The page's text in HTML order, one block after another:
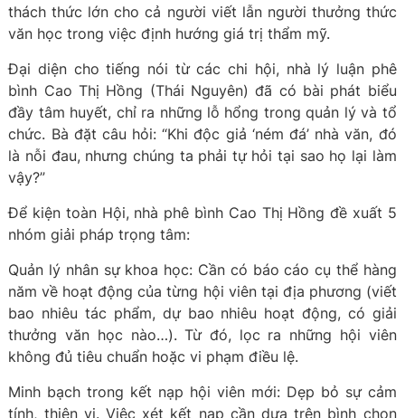
thách thức lớn cho cả người viết lẫn người thưởng thức
văn học trong việc định hướng giá trị thẩm mỹ.
Đại diện cho tiếng nói từ các chi hội, nhà lý luận phê
bình Cao Thị Hồng (Thái Nguyên) đã có bài phát biểu
đầy tâm huyết, chỉ ra những lỗ hổng trong quản lý và tổ
chức. Bà đặt câu hỏi: “Khi độc giả ‘ném đá’ nhà văn, đó
là nỗi đau, nhưng chúng ta phải tự hỏi tại sao họ lại làm
vậy?”
Để kiện toàn Hội, nhà phê bình Cao Thị Hồng đề xuất 5
nhóm giải pháp trọng tâm:
Quản lý nhân sự khoa học: Cần có báo cáo cụ thể hàng
năm về hoạt động của từng hội viên tại địa phương (viết
bao nhiêu tác phẩm, dự bao nhiêu hoạt động, có giải
thưởng văn học nào…). Từ đó, lọc ra những hội viên
không đủ tiêu chuẩn hoặc vi phạm điều lệ.
Minh bạch trong kết nạp hội viên mới: Dẹp bỏ sự cảm
tính, thiên vị. Việc xét kết nạp cần dựa trên bình chọn